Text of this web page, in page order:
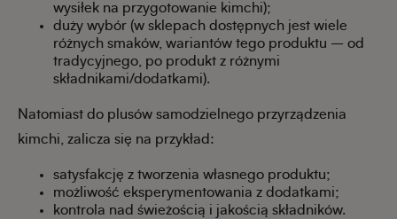
wysiłek na przygotowanie kimchi);
duży wybór (w sklepach dostępnych jest wiele
różnych smaków, wariantów tego produktu – od
tradycyjnego, po produkt z różnymi
składnikami/dodatkami).
Natomiast do plusów samodzielnego przyrządzenia
kimchi, zalicza się na przykład:
satysfakcję z tworzenia własnego produktu;
możliwość eksperymentowania z dodatkami;
kontrola nad świeżością i jakością składników.